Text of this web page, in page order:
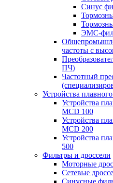
Синус
ЭМС-
частоты с
ПЧ)
Частотный
Устройства
Устройства
MCD 100
Устройства
MCD 200
Устройства
500
Фильтры и дроссели
Моторные
Сетевые